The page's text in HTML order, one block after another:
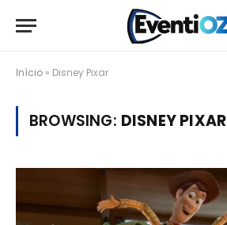
Início » Disney Pixar
BROWSING: DISNEY PIXAR